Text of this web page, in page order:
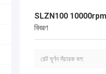
SLZN100 10000rpm
বিবরণ
রেট ঘূর্ণন সঁচারক বল: